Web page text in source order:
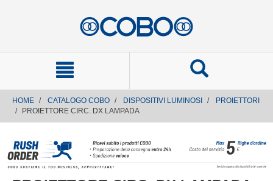
HOME CATALOGO COBO DISPOSITIVI LUMINOSI
PROIETTORI
PROIETTORE CIRC. DX LAMPADA